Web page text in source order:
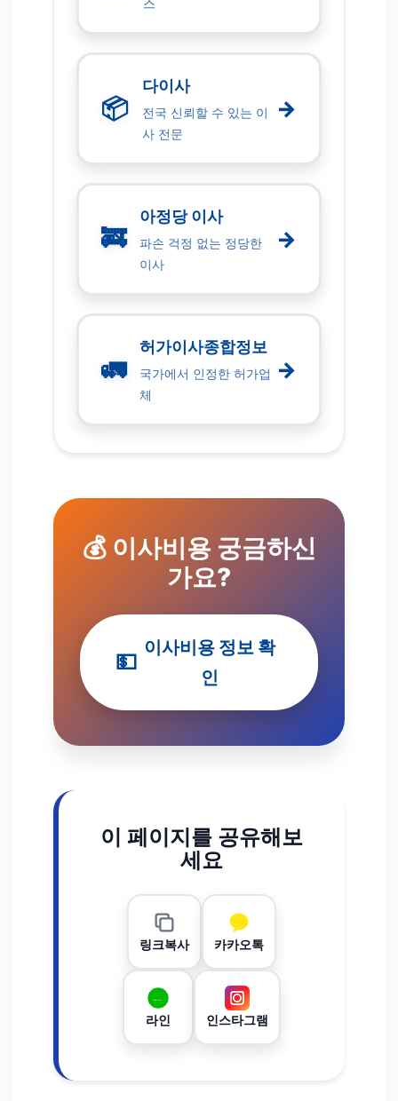
스
📦
다이사
전국 신뢰할 수 있는 이
사 전문
→
🚒
아정당 이사
파손 걱정 없는 정당한
이사
→
🚛
허가이사종합정보
국가에서 인정한 허가업
체
→
💰 이사비용 궁금하신
가요?
💵
이사비용 정보 확
인
이 페이지를 공유해보
세요
링크복사 카카오톡
라인 인스타그램